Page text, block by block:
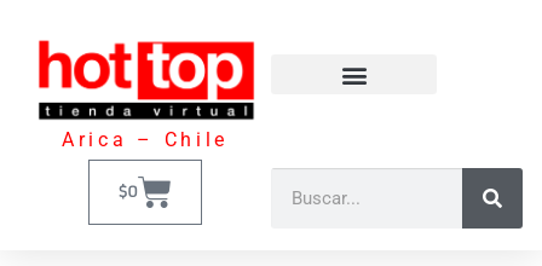
Arica – Chile
$0